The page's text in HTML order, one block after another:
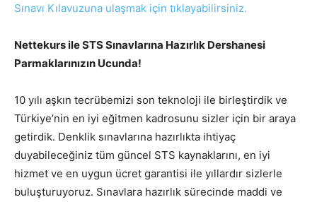
Sınavı Kılavuzuna ulaşmak için tıklayabilirsiniz.
Nettekurs ile STS Sınavlarına Hazırlık Dershanesi
Parmaklarınızın Ucunda!
10 yılı aşkın tecrübemizi son teknoloji ile birleştirdik ve
Türkiye’nin en iyi eğitmen kadrosunu sizler için bir araya
getirdik. Denklik sınavlarına hazırlıkta ihtiyaç
duyabileceğiniz tüm güncel STS kaynaklarını, en iyi
hizmet ve en uygun ücret garantisi ile yıllardır sizlerle
buluşturuyoruz. Sınavlara hazırlık sürecinde maddi ve